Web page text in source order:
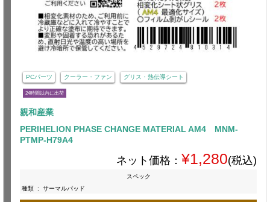
PCパーツ クーラー・ファン グリス・熱伝導シート
24時間以内に出荷
親和産業
PERIHELION PHASE CHANGE MATERIAL AM4 MNM-
PTMP-H79A4
ネット価格： ¥1,280(税込)
スペック
種類 : サーマルパッド